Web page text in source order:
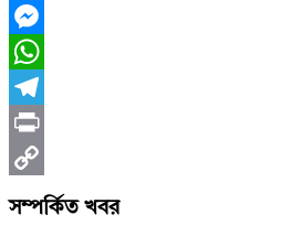
X
Messenger
WhatsApp
Telegram
Print
Copy
সম্পর্কিত খবর